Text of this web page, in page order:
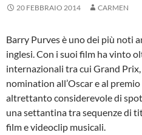
20 FEBBRAIO 2014 CARMEN
Barry Purves è uno dei più noti
inglesi. Con i suoi film ha vinto
internazionali tra cui Grand
nomination all’Oscar e al
altrettanto considerevole di
una settantina tra sequenze di
film e videoclip musicali.